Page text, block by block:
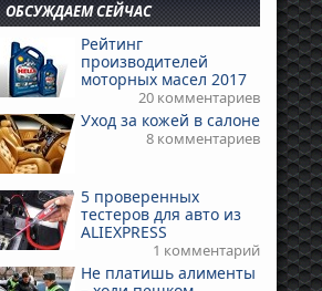
ОБСУЖДАЕМ СЕЙЧАС
Рейтинг
производителей
моторных масел 2017
20 комментариев
Уход за кожей в салоне
8 комментариев
5 проверенных
тестеров для авто из
ALIEXPRESS
1 комментарий
Не платишь алименты